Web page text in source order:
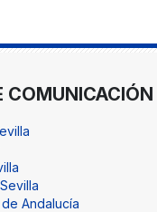
COMUNICACIÓN
Andalucía